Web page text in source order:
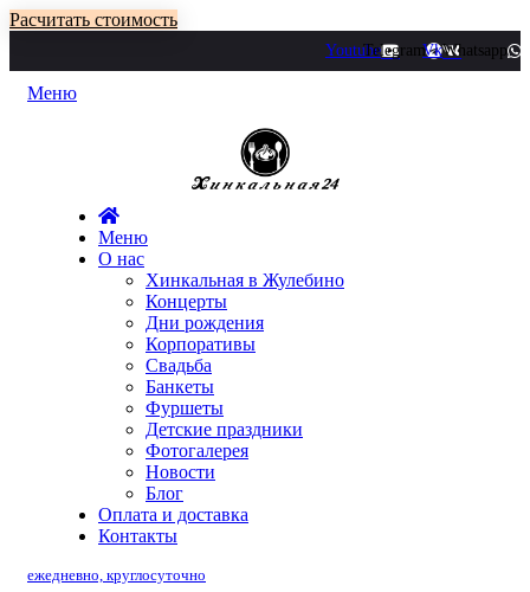
Расчитать стоимость
YoutubeTelegramVkWhatsapp
Меню
Меню
О нас
Хинкальная в Жулебино
Концерты
Дни рождения
Корпоративы
Свадьба
Банкеты
Фуршеты
Детские праздники
Фотогалерея
Новости
Блог
Оплата и доставка
Контакты
ежедневно, круглосуточно